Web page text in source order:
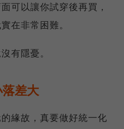
可以讓你試穿後再買，
在非常困難。
有隱憂。
差大
緣故，真要做好統一化